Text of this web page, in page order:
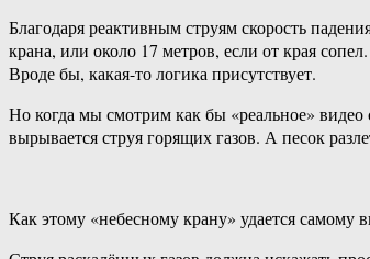
Благодаря реактивным струям скорость
крана, или около 17 метров, если от края
Вроде бы, какая-то логика присутствует.
Но когда мы смотрим как бы «реальное»
вырывается струя горящих газов. А песок
Как этому «небесному крану» удается самому